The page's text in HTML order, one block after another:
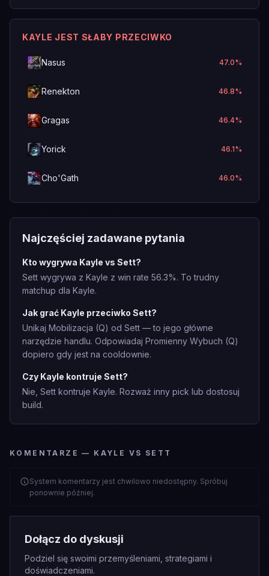
KAYLE JEST SŁABY PRZECIWKO
Nasus 47.0%
Renekton 46.8%
Gragas 46.4%
Yorick 46.1%
Cho'Gath 46.0%
Najczęściej zadawane pytania
Kto wygrywa Kayle vs Sett?
Sett wygrywa z Kayle z win rate 56.3%. To trudny
matchup dla Kayle.
Jak grać Kayle przeciwko Sett?
Unikaj Mobilizacja (Q) od Sett — to jego główne
narzędzie handlu. Odpowiadaj Promienny Wybuch (Q)
dopiero gdy jest na cooldownie.
Czy Kayle kontruje Sett?
Nie, Sett kontruje Kayle. Rozważ inny pick lub dostosuj
build.
KOMENTARZE — KAYLE VS SETT
System komentarzy jest chwilowo niedostępny. Spróbuj
ponownie później.
Dołącz do dyskusji
Podziel się swoimi przemyśleniami, strategiami i
doświadczeniami.